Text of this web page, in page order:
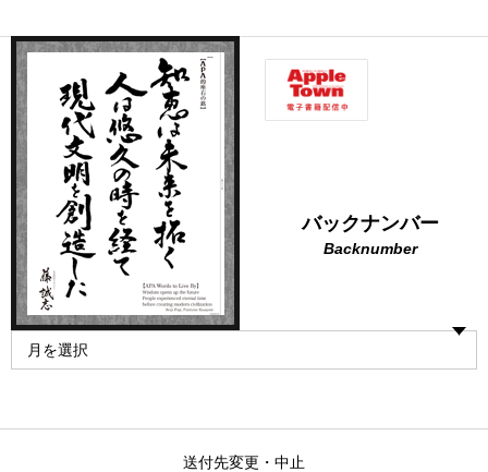
バックナンバー
Backnumber
送付先変更・中止